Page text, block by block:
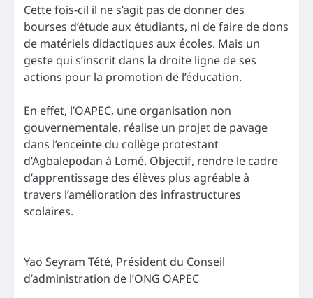
Cette fois-cil il ne s’agit pas de donner des
bourses d’étude aux étudiants, ni de faire de dons
de matériels didactiques aux écoles. Mais un
geste qui s’inscrit dans la droite ligne de ses
actions pour la promotion de l’éducation.
En effet, l’OAPEC, une organisation non
gouvernementale, réalise un projet de pavage
dans l’enceinte du collège protestant
d’Agbalepodan à Lomé. Objectif, rendre le cadre
d’apprentissage des élèves plus agréable à
travers l’amélioration des infrastructures
scolaires.
Yao Seyram Tété, Président du Conseil
d’administration de l’ONG OAPEC